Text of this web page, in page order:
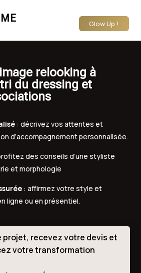
Glow Up !
relooking à
du dressing et
: décrivez vos attentes et
d’accompagnement personnalisée.
des conseils d’une styliste
et morphologie
: affirmez votre style et
ligne ou en présentiel.
projet, recevez votre devis et
votre transformation